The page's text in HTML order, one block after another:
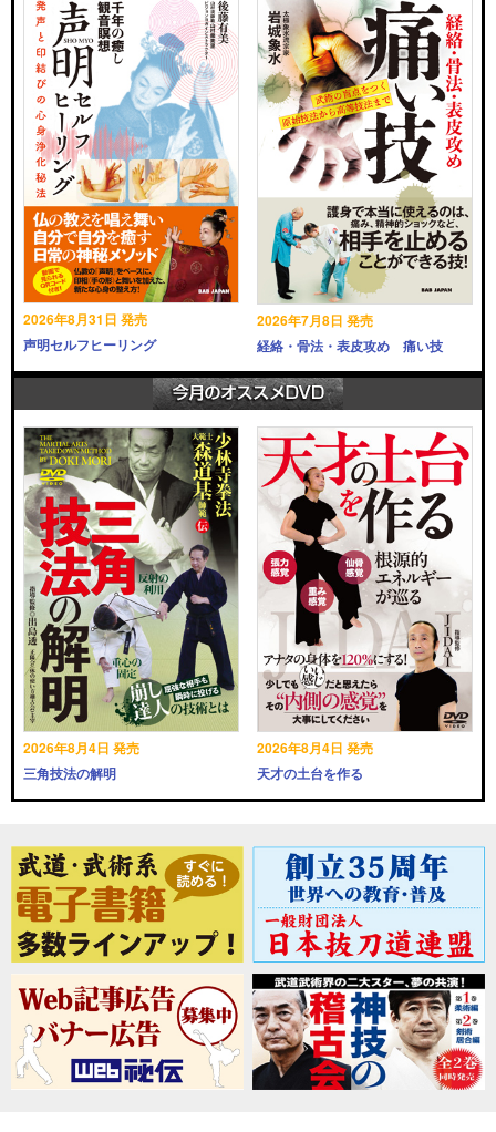
2026年8月31日 発売
声明セルフヒーリング
2026年7月8日 発売
経絡・骨法・表皮攻め 痛い技
2026年8月4日 発売
三角技法の解明
2026年8月4日 発売
天才の土台を作る